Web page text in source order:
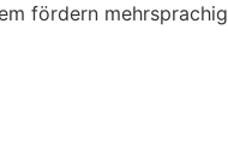
fördern